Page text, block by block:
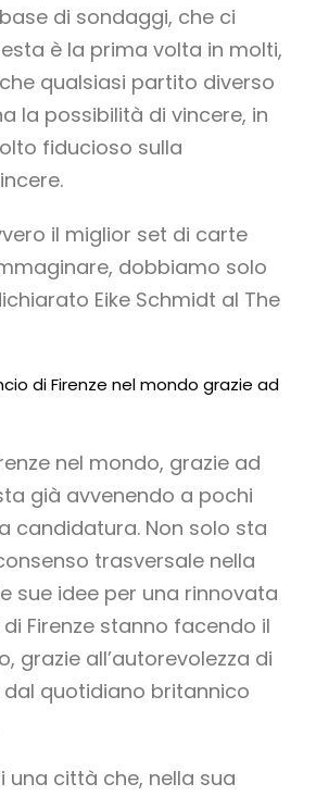
di sondaggi, che ci
è la prima volta in molti,
qualsiasi partito diverso
la possibilità di vincere, in
fiducioso sulla
il miglior set di carte
dobbiamo solo
Eike Schmidt al The
di Firenze nel mondo grazie ad
nel mondo, grazie ad
già avvenendo a pochi
candidatura. Non solo sta
trasversale nella
sue idee per una rinnovata
Firenze stanno facendo il
grazie all’autorevolezza di
dal quotidiano britannico
una città che, nella sua